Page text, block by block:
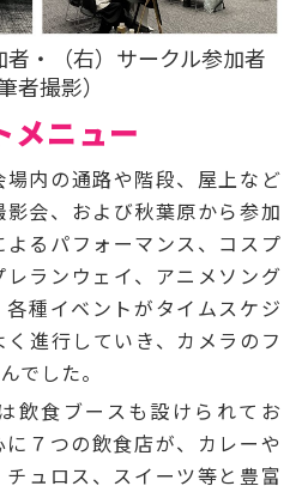
者・（右）サークル参加者
筆者撮影）
メニュー
内の通路や階段、屋上など
会、および秋葉原から参加
るパフォーマンス、コスプ
ランウェイ、アニメソング
種イベントがタイムスケジ
進行していき、カメラのフ
でした。
飲食ブースも設けられてお
７つの飲食店が、カレーや
ュロス、スイーツ等と豊富